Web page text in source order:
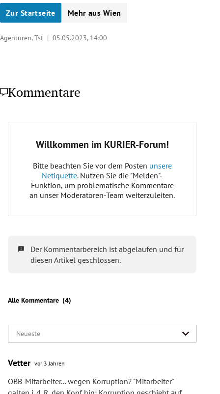
Zur Startseite Mehr aus Wien
Agenturen, Tst | 05.05.2023, 14:00
Kommentare